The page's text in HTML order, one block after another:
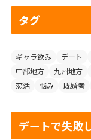
タグ
ギャラ飲み デート
中部地方
九州地方
恋活
悩み 既婚者
デートで失敗